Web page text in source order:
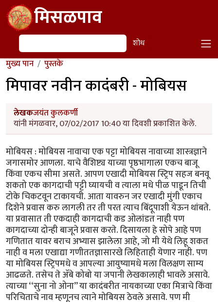
Skip to main contentमिसळपाव
शोध शोध
मुख्य पान पुस्तके
मिपावर नवीन कादंबरी - मोबियस
लेखकजयंत कुलकर्णी
यांनी मंगळवार, 07/02/2017 10:40 या दिवशी प्रकाशित केले.
मोबियस : मोबियस नावाचा एक पट्टा मोबियस नावाच्या शास्त्रज्ञाने
जगासमोर आणला. याचे वैशिष्ट्य याच्या पृष्ठभागाला एकच बाजू
किंवा एकच सीमा असते. आपण एखादी मोबियस स्ट्रिप सहज बनवू
शकतो एक कागदाची पट्टी घ्यायची व त्याला मधे पीळ पाडून तिची
टोके चिकटवून टाकायची. आता यावरुन जर एखादी मुंगी एकाच
दिशेने प्रवास करु लागली तर ती परत त्याच बिंदूपाशी येऊन थांबते.
या प्रवासात ती एकदाही कागदाची कड ओलांडत नाही पण
कागदाच्या दोन्ही बाजूने प्रवास करते. दिसायला हे सोपे आहे पण
गणितात यावर बराच अभ्यास झालेला आहे, जो मी येथे लिहू शकत
नाही व मला एखाद्या गणीततज्ञासारखे लिहिताही येणार नाही. पण
या मोबियस स्ट्रिपमधे व आपल्या आयुष्यामधे मला विलक्षण साम्य
आढळते. तसेच ते ॲबे कोबो या जपानी लेखकालाही भावले असावे.
त्याच्या ‘‘सुना नो ओना’’ या कादंबरीत नायकाच्या एका मित्राचे किंवा
परिचिताचे नाव म्हणूनच त्याने मोबियस ठेवले असावे. पण मी